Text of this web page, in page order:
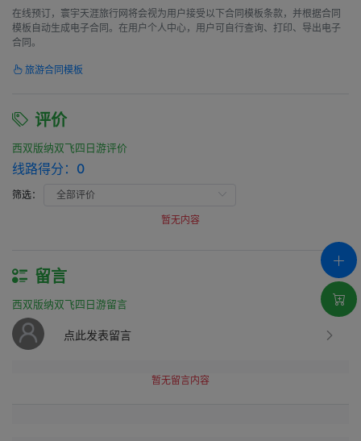
在线预订，寰宇天涯旅行网将会视为用户接受以下合同模板条款，并根据合同
模板自动生成电子合同。在用户个人中心，用户可自行查询、打印、导出电子
合同。
旅游合同模板
评价
西双版纳双飞四日游评价
线路得分： 0
筛选：
暂无内容
留言
西双版纳双飞四日游留言
点此发表留言
暂无留言内容